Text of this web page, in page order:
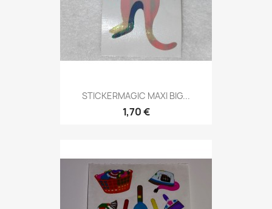
STICKERMAGIC MAXI BIG...
1,70 €